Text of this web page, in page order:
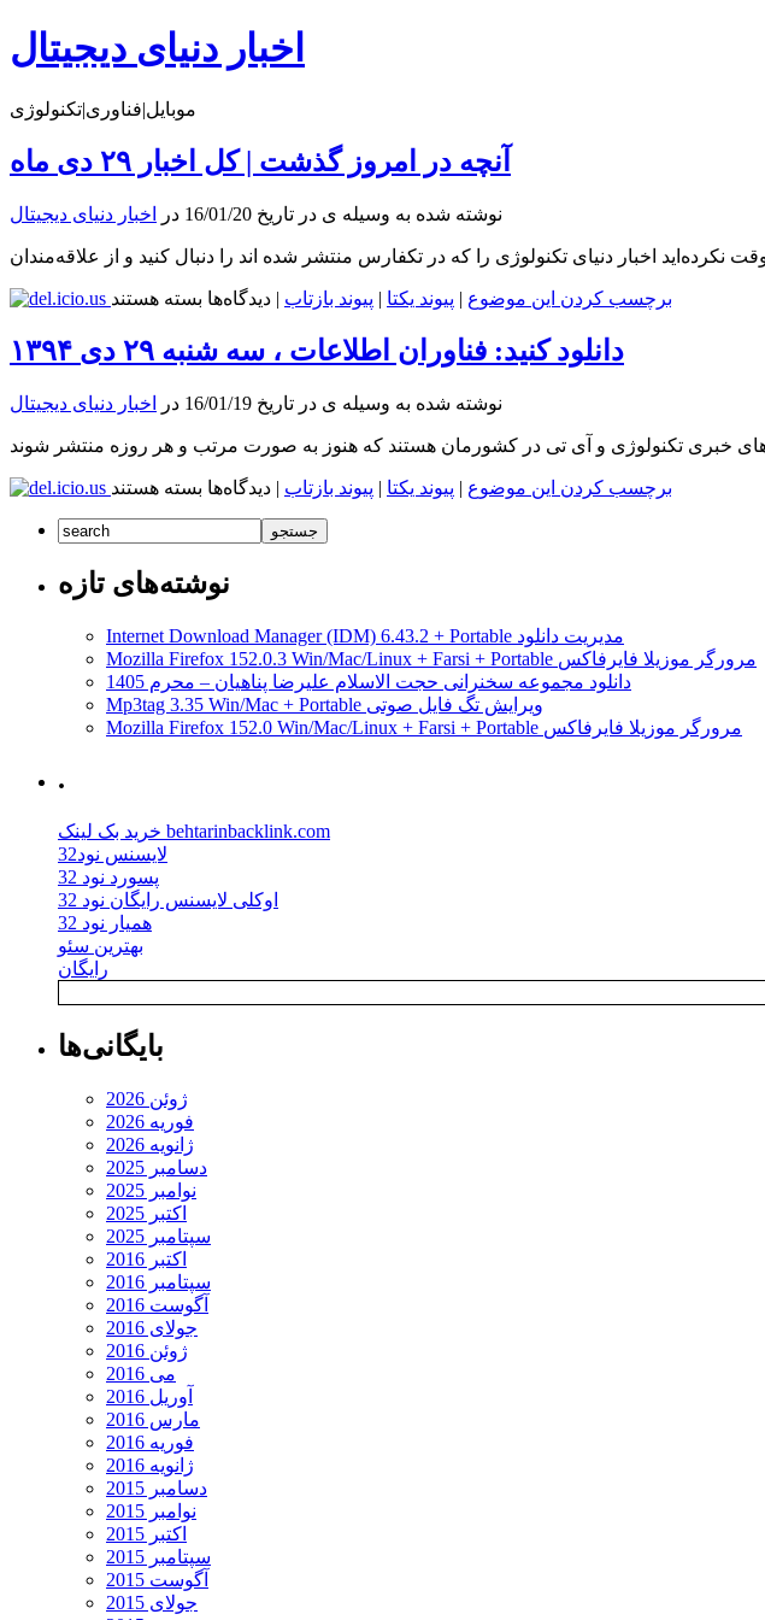
اخبار دنیای دیجیتال
موبایل|فناوری|تکنولوژی
آنچه در امروز گذشت | کل اخبار ۲۹ دی ماه
نوشته شده به وسیله ی در تاریخ 16/01/20 در اخبار دنیای دیجیتال
برچسب کردن این موضوع | پیوند یکتا | پیوند بازتاب | دیدگاه‌ها
برای
در
امروز
|
اخبار
۲۹
دی
ماه
بسته هستند
دانلود کنید: فناوران اطلاعات ، سه شنبه ۲۹ دی ۱۳۹۴
نوشته شده به وسیله ی در تاریخ 16/01/19 در اخبار دنیای دیجیتال
برچسب کردن این موضوع | پیوند یکتا | پیوند بازتاب | دیدگاه‌ها
برای
اطلاعات
،
شنبه
۲۹
دی
۱۳۹۴
بسته هستند
نوشته‌های تازه
Internet Download Manager (IDM) 6.43.2 + Portable مدیریت دانلود
Mozilla Firefox 152.0.3 Win/Mac/Linux + Farsi + Portable مرورگر موزیلا فایرفاکس
دانلود مجموعه سخنرانی حجت الاسلام علیرضا پناهیان – محرم 1405
Mp3tag 3.35 Win/Mac + Portable ویرایش تگ فایل صوتی
Mozilla Firefox 152.0 Win/Mac/Linux + Farsi + Portable مرورگر موزیلا فایرفاکس
.
خرید بک لینک behtarinbacklink.com
لایسنس نود32
پسورد نود 32
اوکلی لایسنس رایگان نود 32
همیار نود 32
بهترین سئو
رایگان
بایگانی‌ها
ژوئن 2026
فوریه 2026
ژانویه 2026
دسامبر 2025
نوامبر 2025
اکتبر 2025
سپتامبر 2025
اکتبر 2016
سپتامبر 2016
آگوست 2016
جولای 2016
ژوئن 2016
می 2016
آوریل 2016
مارس 2016
فوریه 2016
ژانویه 2016
دسامبر 2015
نوامبر 2015
اکتبر 2015
سپتامبر 2015
آگوست 2015
جولای 2015